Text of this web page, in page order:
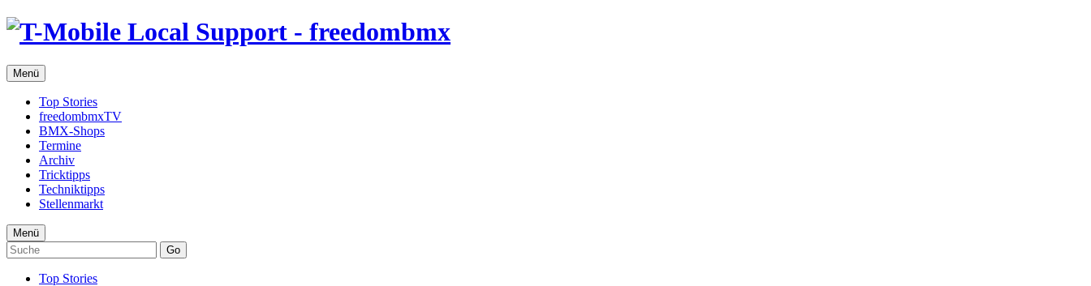
Menü
Top Stories
freedombmxTV
BMX-Shops
Termine
Archiv
Tricktipps
Techniktipps
Stellenmarkt
Menü
Go
Top Stories